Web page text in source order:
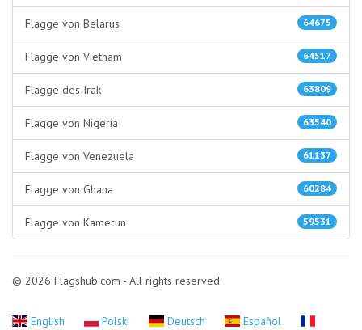
64675
Flagge von Belarus
64517
Flagge von Vietnam
63809
Flagge des Irak
63540
Flagge von Nigeria
61137
Flagge von Venezuela
60284
Flagge von Ghana
59531
Flagge von Kamerun
© 2026 Flagshub.com - All rights reserved.
English Polski Deutsch
Español